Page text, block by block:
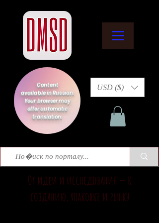
Content
available in Russian.
Your browser may
offer automatic
translation.
USD ($)
От идеи и исследования — к
созданию, упаковке и рынку